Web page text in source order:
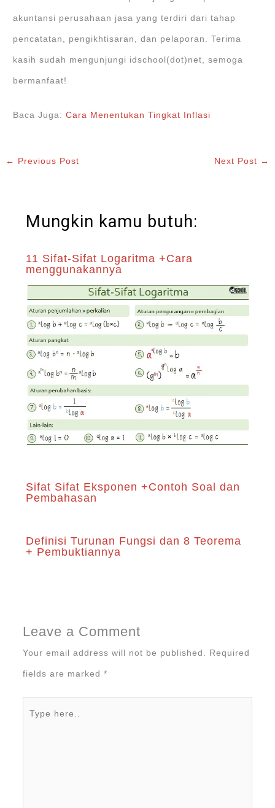
akuntansi perusahaan jasa yang terdiri dari tahap
pencatatan, pengikhtisaran, dan pelaporan. Terima
kasih sudah mengunjungi idschool(dot)net, semoga
bermanfaat!
Baca Juga:Cara Menentukan Tingkat Inflasi
← Previous Post Next Post →
Mungkin kamu butuh:
11 Sifat-Sifat Logaritma +Cara
menggunakannya
Sifat Sifat Eksponen +Contoh Soal dan
Pembahasan
Definisi Turunan Fungsi dan 8 Teorema
+ Pembuktiannya
Leave a Comment
Your email address will not be published. Required
fields are marked *